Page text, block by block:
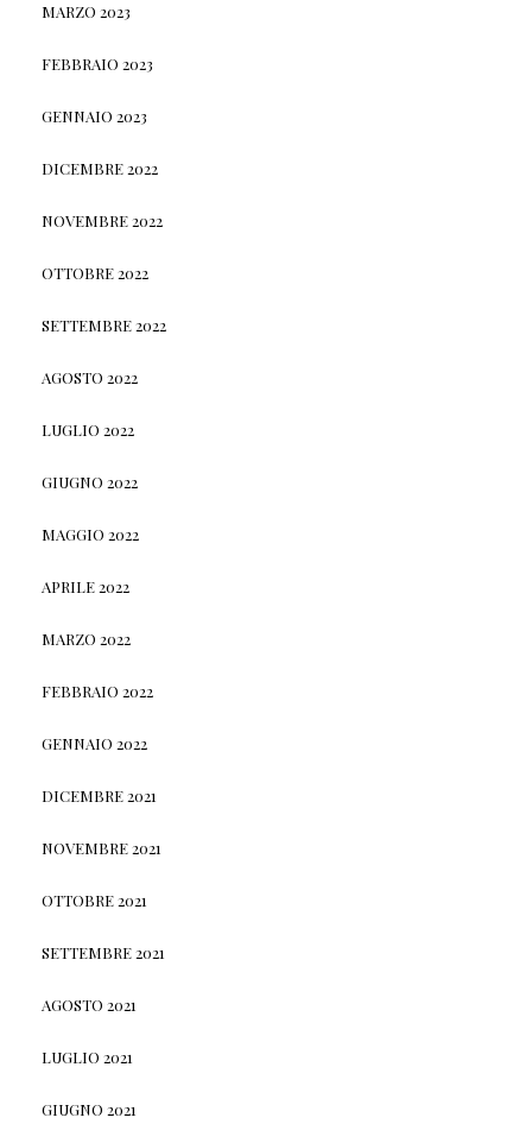
MARZO 2023
FEBBRAIO 2023
GENNAIO 2023
DICEMBRE 2022
NOVEMBRE 2022
OTTOBRE 2022
SETTEMBRE 2022
AGOSTO 2022
LUGLIO 2022
GIUGNO 2022
MAGGIO 2022
APRILE 2022
MARZO 2022
FEBBRAIO 2022
GENNAIO 2022
DICEMBRE 2021
NOVEMBRE 2021
OTTOBRE 2021
SETTEMBRE 2021
AGOSTO 2021
LUGLIO 2021
GIUGNO 2021